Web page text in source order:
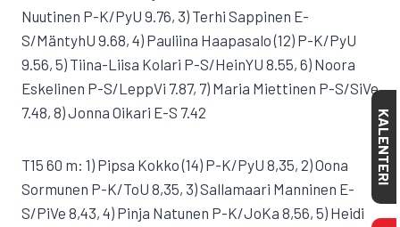
Nuutinen P-K/PyU 9.76, 3) Terhi Sappinen E-
S/MäntyhU 9.68, 4) Pauliina Haapasalo (12) P-K/PyU
9.56, 5) Tiina-Liisa Kolari P-S/HeinYU 8.55, 6) Noora
Eskelinen P-S/LeppVi 7.87, 7) Maria Miettinen P-S/SiVe
7.48, 8) Jonna Oikari E-S 7.42
T15 60 m: 1) Pipsa Kokko (14) P-K/PyU 8,35, 2) Oona
Sormunen P-K/ToU 8,35, 3) Sallamaari Manninen E-
S/PiVe 8,43, 4) Pinja Natunen P-K/JoKa 8,56, 5) Heidi
KALENTERI